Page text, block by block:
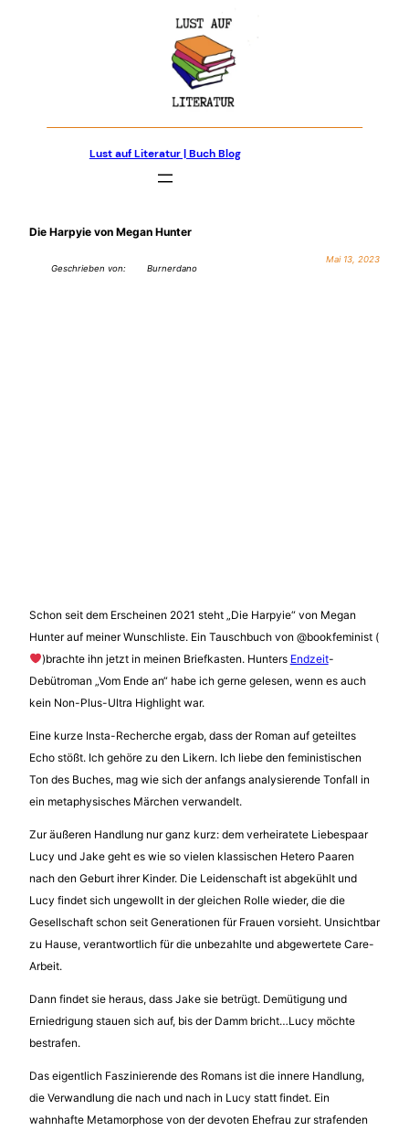
Lust auf Literatur | Buch Blog
Die Harpyie von Megan Hunter
Geschrieben von: Burnerdano
Mai 13, 2023
Schon seit dem Erscheinen 2021 steht „Die Harpyie“ von Megan
Hunter auf meiner Wunschliste. Ein Tauschbuch von @bookfeminist (
)brachte ihn jetzt in meinen Briefkasten. Hunters Endzeit-
Debütroman „Vom Ende an“ habe ich gerne gelesen, wenn es auch
kein Non-Plus-Ultra Highlight war.
Eine kurze Insta-Recherche ergab, dass der Roman auf geteiltes
Echo stößt. Ich gehöre zu den Likern. Ich liebe den feministischen
Ton des Buches, mag wie sich der anfangs analysierende Tonfall in
ein metaphysisches Märchen verwandelt.
Zur äußeren Handlung nur ganz kurz: dem verheiratete Liebespaar
Lucy und Jake geht es wie so vielen klassischen Hetero Paaren
nach den Geburt ihrer Kinder. Die Leidenschaft ist abgekühlt und
Lucy findet sich ungewollt in der gleichen Rolle wieder, die die
Gesellschaft schon seit Generationen für Frauen vorsieht. Unsichtbar
zu Hause, verantwortlich für die unbezahlte und abgewertete Care-
Arbeit.
Dann findet sie heraus, dass Jake sie betrügt. Demütigung und
Erniedrigung stauen sich auf, bis der Damm bricht…Lucy möchte
bestrafen.
Das eigentlich Faszinierende des Romans ist die innere Handlung,
die Verwandlung die nach und nach in Lucy statt findet. Ein
wahnhafte Metamorphose von der devoten Ehefrau zur strafenden